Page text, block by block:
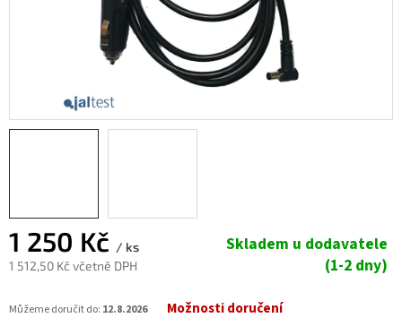
1 250 Kč / ks
1 512,50 Kč včetně DPH
cena:
Skladem u dodavatele
(1-2 dny)
Můžeme doručit do: 12.8.2026 Možnosti doručení